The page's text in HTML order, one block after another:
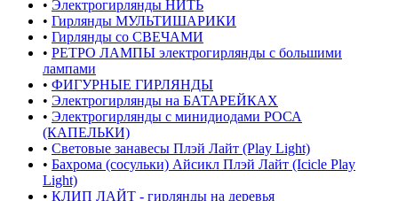
• Электрогирлянды НИТЬ
• Гирлянды МУЛЬТИШАРИКИ
• Гирлянды со СВЕЧАМИ
• РЕТРО ЛАМПЫ электрогирлянды с большими
лампами
• ФИГУРНЫЕ ГИРЛЯНДЫ
• Электрогирлянды на БАТАРЕЙКАХ
• Электрогирлянды с минидиодами РОСА
(КАПЕЛЬКИ)
• Световые занавесы Плэй Лайт (Play Light)
• Бахрома (сосульки) Айсикл Плэй Лайт (Icicle Play
Light)
• КЛИП ЛАЙТ - гирлянды на деревья